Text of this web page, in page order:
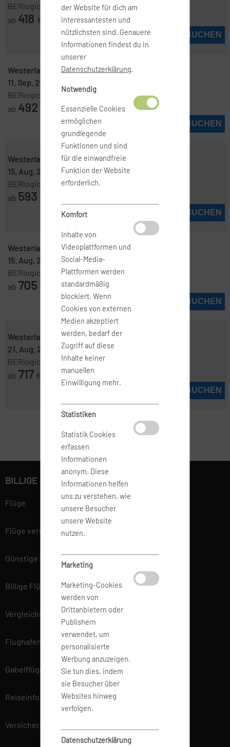
BERlogic
ab 418 €
JETZT BUCHEN
Westerland, Sylt ( GWT )-Frankfurt ( FRA )
11. Sep. 2026
BERlogic
ab 492
JETZT BUCHEN
Westerland, Sylt ( GWT )-Frankfurt ( FRA )
15. Aug. 2026
19. Aug. 2026
BERlogic
ab 593
JETZT BUCHEN
Westerland, Sylt ( GWT )-Frankfurt ( FRA )
15. Aug. 2026
22. Aug. 2026
BERlogic
ab 705
JETZT BUCHEN
Westerland, Sylt ( GWT )-Frankfurt ( FRA )
21. Aug. 2026
24. Aug. 2026
BERlogic
ab 717 €
JETZT BUCHEN
der Website für dich am
interessantesten und
nützlichsten sind. Genauere
Informationen findest du in
unserer
Datenschutzerklärung.
Notwendig
Essenzielle Cookies
ermöglichen
grundlegende
Funktionen und sind
für die einwandfreie
Funktion der Website
erforderlich.
Komfort
Inhalte von
Videoplattformen und
Social-Media-
Plattformen werden
standardmäßig
blockiert. Wenn
Cookies von externen
Medien akzeptiert
werden, bedarf der
Zugriff auf diese
Inhalte keiner
manuellen
Einwilligung mehr.
Statistiken
Statistik Cookies
erfassen
Informationen
anonym. Diese
Informationen helfen
uns zu verstehen, wie
unsere Besucher
unsere Website
nutzen.
Marketing
Marketing-Cookies
werden von
Drittanbietern oder
Publishern
verwendet, um
personalisierte
Werbung anzuzeigen.
Sie tun dies, indem
sie Besucher über
Websites hinweg
verfolgen.
Datenschutzerklärung
BILLIGE FLÜGE BUCHEN
Flüge
Flüge vergleichen
Günstige Flüge
Billige Flüge
Vergleichsportal
Flughafen Informationen
Gabelflüge
Reiseinfo
Versicherung